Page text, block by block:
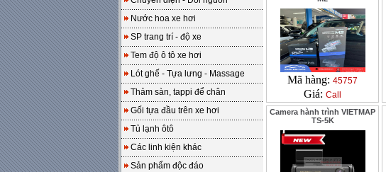
Nước hoa xe hơi
SP trang trí - độ xe
Tem độ ô tô xe hơi
Lót ghế - Tựa lưng - Massage
Thảm sàn, tappi để chân
Gối tựa đầu trên xe hơi
Tủ lạnh ôtô
Các linh kiện khác
Sản phẩm độc đáo
Mã hàng: 45757
Giá: Call
Camera hành trình VIETMAP
TS-5K